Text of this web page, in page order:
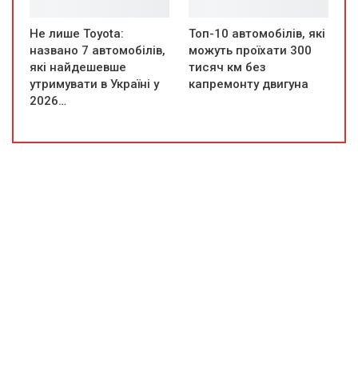
Не лише Toyota:
названо 7 автомобілів,
які найдешевше
утримувати в Україні у
2026…
Топ-10 автомобілів, які
можуть проїхати 300
тисяч км без
капремонту двигуна